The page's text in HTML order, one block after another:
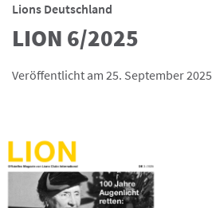
Lions Deutschland
LION 6/2025
Veröffentlicht am 25. September 2025